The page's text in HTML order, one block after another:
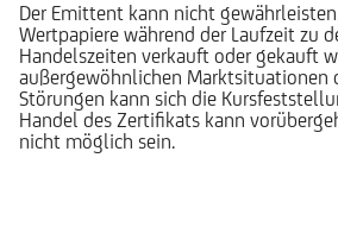
Der Emittent kann nicht
Wertpapiere während der Laufzeit zu
Handelszeiten verkauft oder gekauft
außergewöhnlichen Marktsituationen
Störungen kann sich die
Handel des Zertifikats kann
nicht möglich sein.